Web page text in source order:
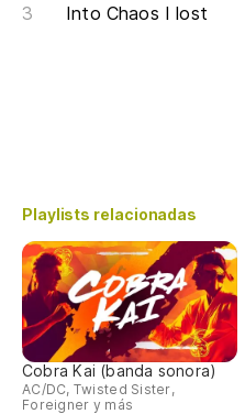
Into Chaos I lost
Playlists relacionadas
Cobra Kai (banda sonora)
AC/DC, Twisted Sister,
Foreigner y más